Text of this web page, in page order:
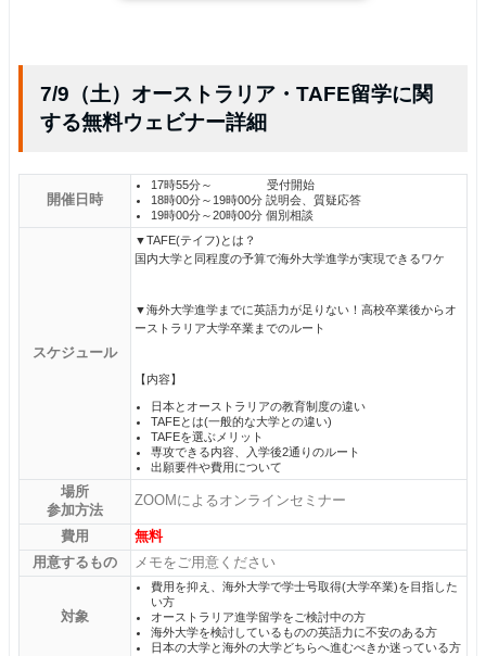
7/9（土）オーストラリア・TAFE留学に関
する無料ウェビナー詳細
開催日時
17時55分～ 受付開始
18時00分～19時00分 説明会、質疑応答
19時00分～20時00分 個別相談
スケジュール
▼TAFE(テイフ)とは？
国内大学と同程度の予算で海外大学進学が実現できるワケ
▼海外大学進学までに英語力が足りない！高校卒業後からオ
ーストラリア大学卒業までのルート
【内容】
日本とオーストラリアの教育制度の違い
TAFEとは(一般的な大学との違い)
TAFEを選ぶメリット
専攻できる内容、入学後2通りのルート
出願要件や費用について
場所
参加方法
ZOOMによるオンラインセミナー
費用
無料
用意するもの
メモをご用意ください
対象
費用を抑え、海外大学で学士号取得(大学卒業)を目指した
い方
オーストラリア進学留学をご検討中の方
海外大学を検討しているものの英語力に不安のある方
日本の大学と海外の大学どちらへ進むべきか迷っている方